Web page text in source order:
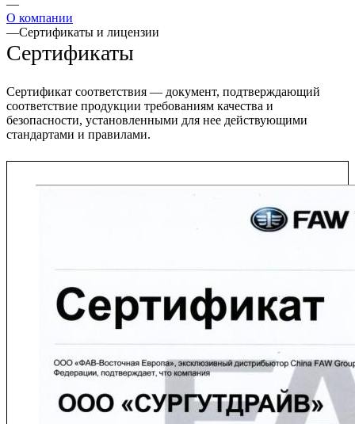
—
О компании
—Сертификаты и лицензии
Сертификаты
Сертификат соответствия — документ, подтверждающий
соответствие продукции требованиям качества и
безопасности, установленными для нее действующими
стандартами и правилами.